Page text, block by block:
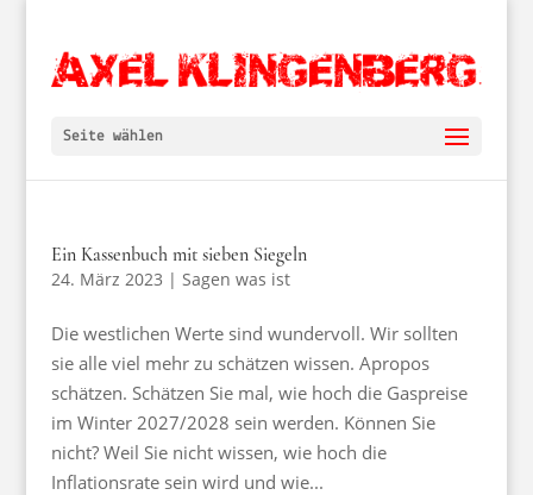
Seite wählen
Ein Kassenbuch mit sieben Siegeln
24. März 2023 | Sagen was ist
Die westlichen Werte sind wundervoll. Wir sollten
sie alle viel mehr zu schätzen wissen. Apropos
schätzen. Schätzen Sie mal, wie hoch die Gaspreise
im Winter 2027/2028 sein werden. Können Sie
nicht? Weil Sie nicht wissen, wie hoch die
Inflationsrate sein wird und wie...